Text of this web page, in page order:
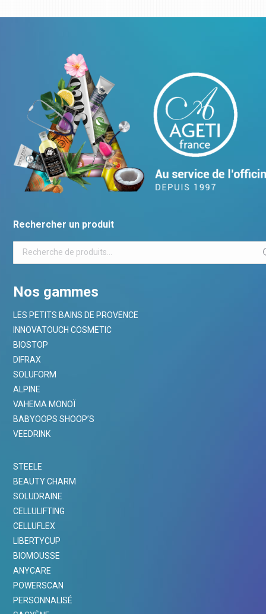
Rechercher un produit
Nos gammes
LES PETITS BAINS DE PROVENCE
INNOVATOUCH COSMETIC
BIOSTOP
DIFRAX
SOLUFORM
ALPINE
VAHEMA MONOÏ
BABYOOPS SHOOP’S
VEEDRINK
STEELE
BEAUTY CHARM
SOLUDRAINE
CELLULIFTING
CELLUFLEX
LIBERTYCUP
BIOMOUSSE
ANYCARE
POWERSCAN
PERSONNALISÉ